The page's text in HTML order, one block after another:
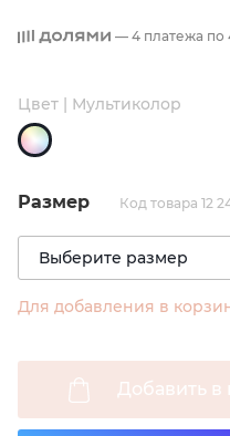
— 4 платежа по
Цвет | Мультиколор
Размер Код товара 12
Для добавления в
Добавить в